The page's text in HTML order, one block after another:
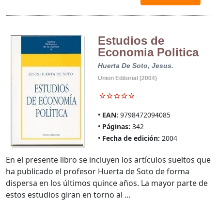
Estudios de
Economia Politica
Huerta De Soto, Jesus.
Union Editorial (2004)
EAN: 9798472094085
Páginas: 342
Fecha de edición: 2004
En el presente libro se incluyen los artículos sueltos que
ha publicado el profesor Huerta de Soto de forma
dispersa en los últimos quince años. La mayor parte de
estos estudios giran en torno al ...